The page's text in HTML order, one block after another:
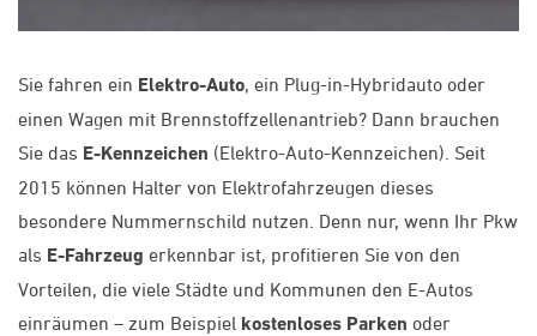
Sie fahren ein Elektro-Auto, ein Plug-in-Hybridauto oder
einen Wagen mit Brennstoffzellenantrieb? Dann brauchen
Sie das E-Kennzeichen (Elektro-Auto-Kennzeichen). Seit
2015 können Halter von Elektrofahrzeugen dieses
besondere Nummernschild nutzen. Denn nur, wenn Ihr Pkw
als E-Fahrzeug erkennbar ist, profitieren Sie von den
Vorteilen, die viele Städte und Kommunen den E-Autos
einräumen – zum Beispiel kostenloses Parken oder